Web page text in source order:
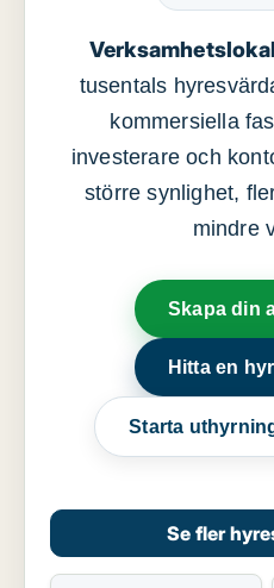
tusentals
kommersiella
investerare och
större synlighet,
mindre
Skapa din
Hitta en
Starta
Se fler